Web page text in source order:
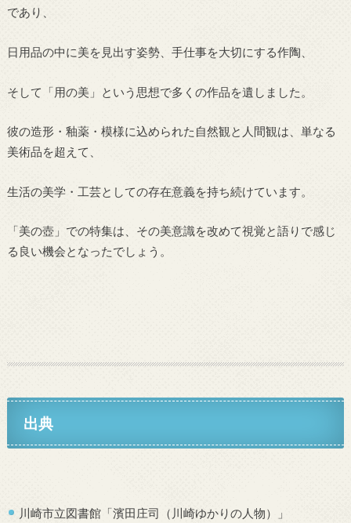
であり、
日用品の中に美を見出す姿勢、手仕事を大切にする作陶、
そして「用の美」という思想で多くの作品を遺しました。
彼の造形・釉薬・模様に込められた自然観と人間観は、単なる
美術品を超えて、
生活の美学・工芸としての存在意義を持ち続けています。
「美の壺」での特集は、その美意識を改めて視覚と語りで感じ
る良い機会となったでしょう。
出典
川崎市立図書館「濱田庄司（川崎ゆかりの人物）」